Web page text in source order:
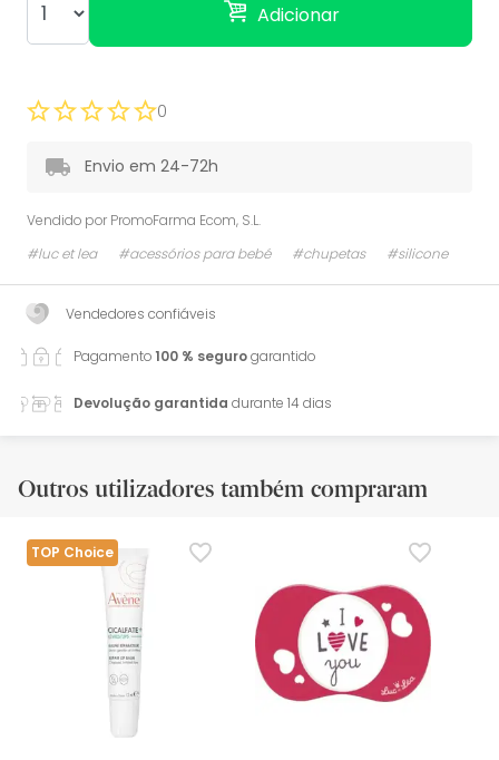
Adicionar
0
Envio em 24-72h
Vendido por PromoFarma Ecom, S.L.
#luc et lea
#acessórios para bebé #chupetas #silicone
Vendedores confiáveis
Pagamento100 % segurogarantido
Devolução garantida durante 14 dias
Outros utilizadores também compraram
TOP Choice